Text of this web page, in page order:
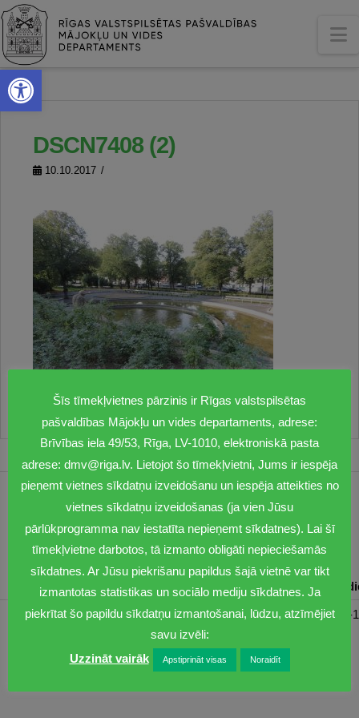
Open toolbar
DSCN7408 (2)
10.10.2017
1201
dmv@riga.lv
Pirmdiena Otrdiena Trešdiena Ceturtdiena
08:30-17:00 08:00-17:00 08:00-17:00 08:00-17:00 08:00-
Šīs tīmekļvietnes pārzinis ir Rīgas valstspilsētas
pašvaldības Mājokļu un vides departaments, adrese:
Brīvības iela 49/53, Rīga, LV-1010, elektroniskā pasta
adrese: dmv@riga.lv. Lietojot šo tīmekļvietni, Jums ir iespēja
pieņemt vietnes sīkdatņu izveidošanu un iespēja atteikties no
vietnes sīkdatņu izveidošanas (ja vien Jūsu
pārlūkprogramma nav iestatīta nepieņemt sīkdatnes). Lai šī
tīmekļvietne darbotos, tā izmanto obligāti nepieciešamās
sīkdatnes. Ar Jūsu piekrišanu papildus šajā vietnē var tikt
izmantotas statistikas un sociālo mediju sīkdatnes. Ja
piekrītat šo papildu sīkdatņu izmantošanai, lūdzu, atzīmējiet
savu izvēli:
Uzzināt vairāk
Apstiprināt visas Noraidīt